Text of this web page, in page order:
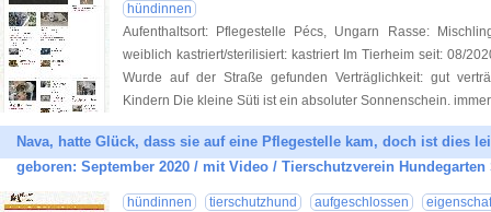
hündinnen
Aufenthaltsort: Pflegestelle Pécs, Ungarn Rasse:
weiblich kastriert/sterilisiert: kastriert Im Tierheim seit: 08/
Wurde auf der Straße gefunden Verträglichkeit: gut
Kindern Die kleine Süti ist ein absoluter Sonnenschein.
Nava, hatte Glück, dass sie auf eine Pflegestelle kam, doch ist dies
geboren: September 2020 / mit Video / Tierschutzverein Hundegarten
hündinnen tierschutzhund aufgeschlossen